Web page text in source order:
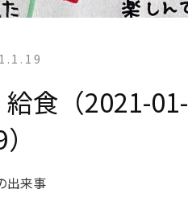
食（2021-01-
出来事